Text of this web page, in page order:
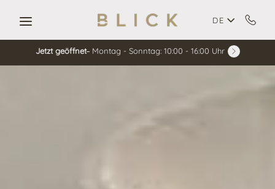
Skip to main content
DE
Jetzt geöffnet Montag - Sonntag: 10:00 - 16:00 Uhr